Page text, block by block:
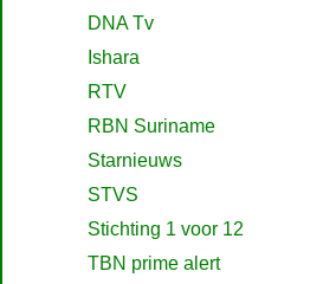
DNA Tv
Ishara
RTV
RBN Suriname
Starnieuws
STVS
Stichting 1 voor 12
TBN prime alert